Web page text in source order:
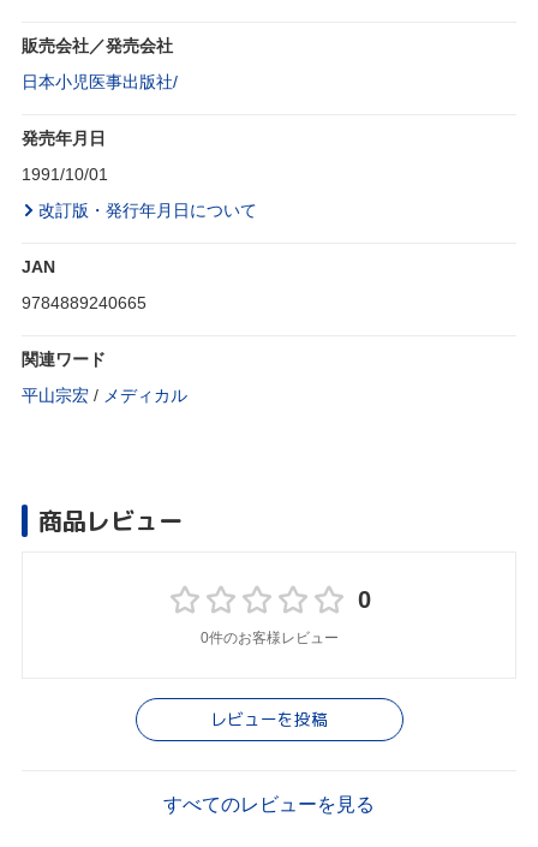
販売会社／発売会社
日本小児医事出版社/
発売年月日
1991/10/01
改訂版・発行年月日について
JAN
9784889240665
関連ワード
平山宗宏 / メディカル
商品レビュー
0
0件のお客様レビュー
レビューを投稿
すべてのレビューを見る